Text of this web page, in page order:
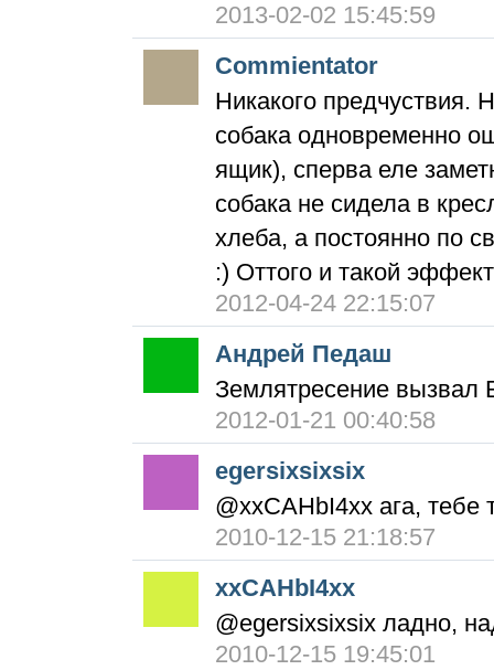
2013-02-02 15:45:59
Commientator
Никакого предчуствия.
собака одновременно
ящик), сперва еле
собака не сидела в
хлеба, а постоянно по
:) Оттого и такой
2012-04-24 22:15:07
Андрей Педаш
Землятресение вызвал
2012-01-21 00:40:58
egersixsixsix
@xxCAHbI4xx ага, тебе
2010-12-15 21:18:57
xxCAHbI4xx
@egersixsixsix ладно,
2010-12-15 19:45:01